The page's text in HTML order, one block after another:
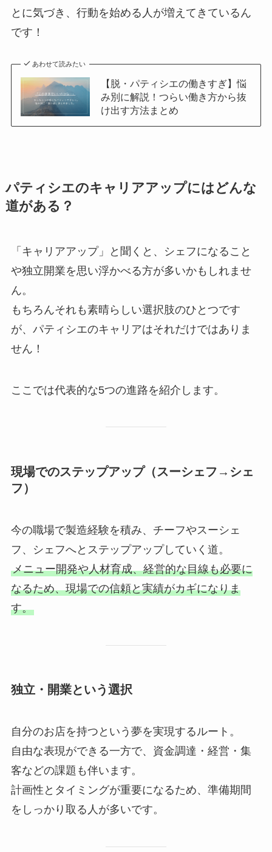
とに気づき、行動を始める人が増えてきているん
です！
あわせて読みたい
【脱・パティシエの働きすぎ】悩
み別に解説！つらい働き方から抜
け出す方法まとめ
パティシエのキャリアアップにはどんな
道がある？
「キャリアアップ」と聞くと、シェフになること
や独立開業を思い浮かべる方が多いかもしれませ
ん。
もちろんそれも素晴らしい選択肢のひとつです
が、パティシエのキャリアはそれだけではありま
せん！
ここでは代表的な5つの進路を紹介します。
現場でのステップアップ（スーシェフ→シェ
フ）
今の職場で製造経験を積み、チーフやスーシェ
フ、シェフへとステップアップしていく道。
メニュー開発や人材育成、経営的な目線も必要に
なるため、現場での信頼と実績がカギになりま
す。
独立・開業という選択
自分のお店を持つという夢を実現するルート。
自由な表現ができる一方で、資金調達・経営・集
客などの課題も伴います。
計画性とタイミングが重要になるため、準備期間
をしっかり取る人が多いです。